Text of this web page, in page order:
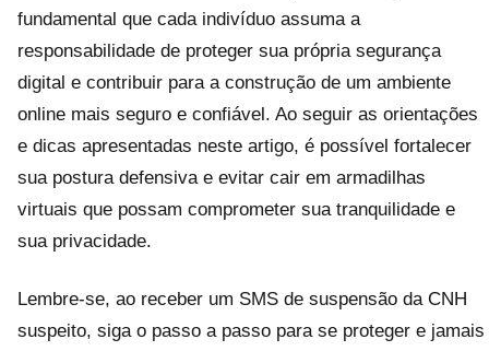
fundamental que cada indivíduo assuma a
responsabilidade de proteger sua própria segurança
digital e contribuir para a construção de um ambiente
online mais seguro e confiável. Ao seguir as orientações
e dicas apresentadas neste artigo, é possível fortalecer
sua postura defensiva e evitar cair em armadilhas
virtuais que possam comprometer sua tranquilidade e
sua privacidade.
Lembre-se, ao receber um SMS de suspensão da CNH
suspeito, siga o passo a passo para se proteger e jamais